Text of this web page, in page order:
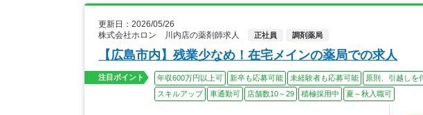
更新日：2026/05/26
株式会社ホロン 川内店の薬剤師求人
正社員 調剤薬局
【広島市内】残業少なめ！在宅メインの薬局での求人
注目ポイント 年収600万円以上可 新卒も応募可能 未経験者も応募可能 原則、引越しを
スキルアップ
車通勤可 店舗数10～29 積極採用中 夏～秋入職可